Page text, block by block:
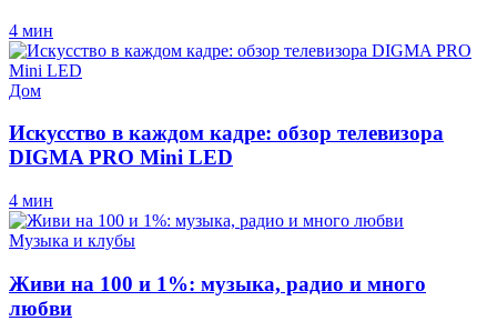
4 мин
Дом
Искусство в каждом кадре: обзор телевизора
DIGMA PRO Mini LED
4 мин
Музыка и клубы
Живи на 100 и 1%: музыка, радио и много
любви